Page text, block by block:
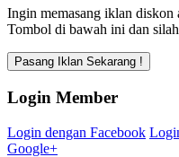
Ingin memasang iklan
Tombol di bawah ini dan
Login Member
Login dengan Facebook
Google+